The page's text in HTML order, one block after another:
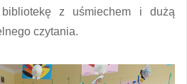
z uśmiechem i dużą
czytania.